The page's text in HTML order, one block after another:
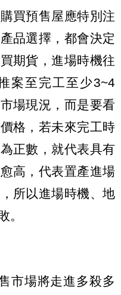
買預售屋應特別注
品選擇，都會決定
期貨，進場時機往
案至完工至少3~4
場現況，而是要看
格，若未來完工時
正數，就代表具有
高，代表置產進場
所以進場時機、地
。
市場將走進多殺多